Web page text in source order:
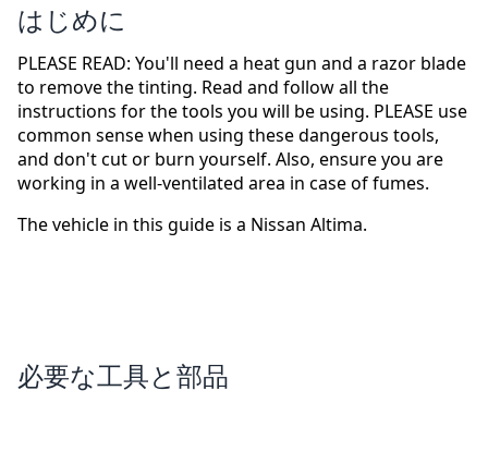
はじめに
PLEASE READ: You'll need a heat gun and a razor blade
to remove the tinting. Read and follow all the
instructions for the tools you will be using. PLEASE use
common sense when using these dangerous tools,
and don't cut or burn yourself. Also, ensure you are
working in a well-ventilated area in case of fumes.
The vehicle in this guide is a Nissan Altima.
必要な工具と部品